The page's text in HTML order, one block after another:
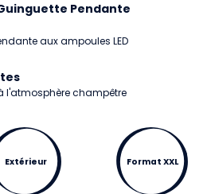
Pendante
aux ampoules LED
l'atmosphère champêtre
Extérieur Format XXL